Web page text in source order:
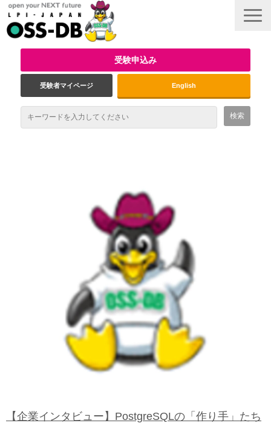
受験申込み
受験者マイページ English
資格取得のメリット
受験対策
インタビュー
よくある質問
【企業インタビュー】PostgreSQLの「作り手」たち